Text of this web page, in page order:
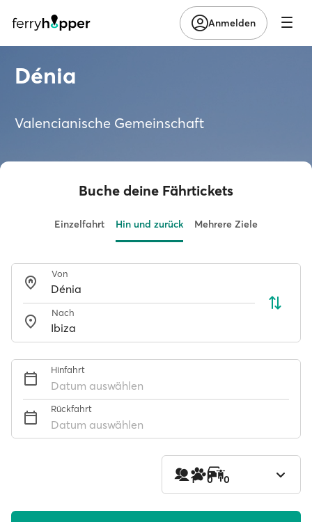
Anmelden
Dénia
Valencianische Gemeinschaft
Buche deine Fährtickets
Einzelfahrt Hin und zurück Mehrere Ziele
Von
Nach
Hinfahrt
Datum auswählen
Rückfahrt
Datum auswählen
1 0 0